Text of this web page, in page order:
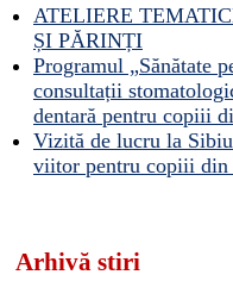
ATELIERE
ȘI PĂRINȚI
Programul „Sănătate
consultații
dentară pentru copiii
Vizită de lucru la
viitor pentru copiii din
Arhivă stiri